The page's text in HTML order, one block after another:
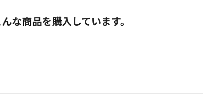
な商品を購入しています。